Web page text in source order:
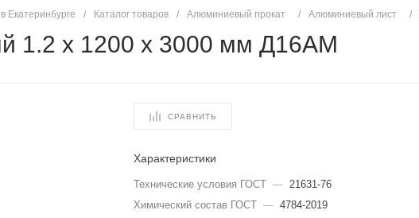
Екатеринбурге / Каталог товаров / Алюминиевый прокат / Алюминиевый лист /
1.2 х 1200 х 3000 мм Д16АМ
СРАВНИТЬ
Характеристики
Технические условия ГОСТ — 21631-76
Химический состав ГОСТ — 4784-2019